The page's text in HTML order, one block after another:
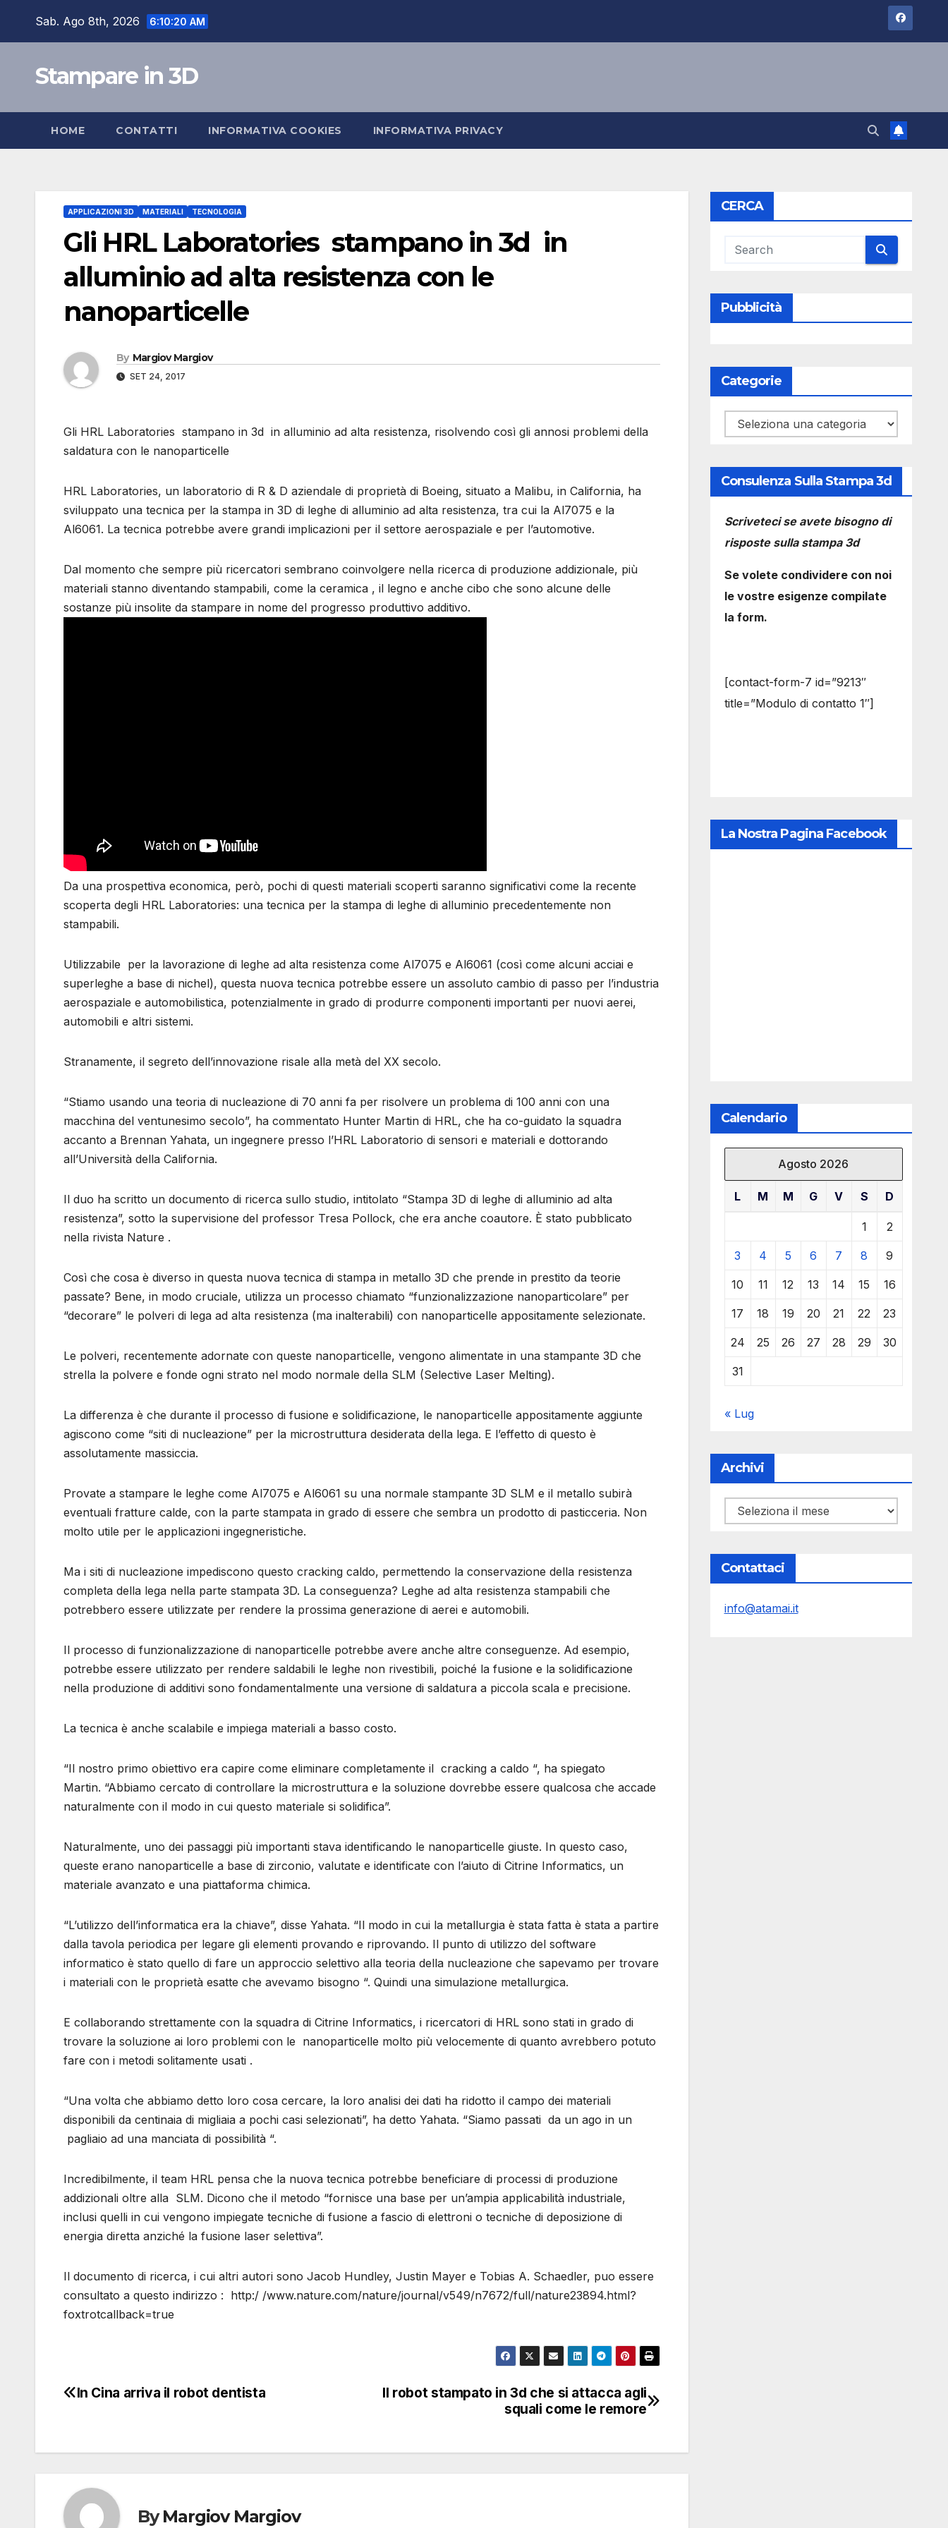
Sab. Ago 8th, 2026 6:10:21 AM
Stampare in 3D
HOME CONTATTI INFORMATIVA COOKIES INFORMATIVA PRIVACY
APPLICAZIONI 3D MATERIALI TECNOLOGIA
Gli HRL Laboratories stampano in 3d in
alluminio ad alta resistenza con le
nanoparticelle
By Margiov Margiov
SET 24, 2017
Gli HRL Laboratories stampano in 3d in alluminio ad alta resistenza, risolvendo così gli annosi problemi della
saldatura con le nanoparticelle
HRL Laboratories, un laboratorio di R & D aziendale di proprietà di Boeing, situato a Malibu, in California, ha
sviluppato una tecnica per la stampa in 3D di leghe di alluminio ad alta resistenza, tra cui la Al7075 e la
Al6061. La tecnica potrebbe avere grandi implicazioni per il settore aerospaziale e per l’automotive.
Dal momento che sempre più ricercatori sembrano coinvolgere nella ricerca di produzione addizionale, più
materiali stanno diventando stampabili, come la ceramica , il legno e anche cibo che sono alcune delle
sostanze più insolite da stampare in nome del progresso produttivo additivo.
Da una prospettiva economica, però, pochi di questi materiali scoperti saranno significativi come la recente
scoperta degli HRL Laboratories: una tecnica per la stampa di leghe di alluminio precedentemente non
stampabili.
Utilizzabile per la lavorazione di leghe ad alta resistenza come Al7075 e Al6061 (così come alcuni acciai e
superleghe a base di nichel), questa nuova tecnica potrebbe essere un assoluto cambio di passo per l’industria
aerospaziale e automobilistica, potenzialmente in grado di produrre componenti importanti per nuovi aerei,
automobili e altri sistemi.
Stranamente, il segreto dell’innovazione risale alla metà del XX secolo.
“Stiamo usando una teoria di nucleazione di 70 anni fa per risolvere un problema di 100 anni con una
macchina del ventunesimo secolo”, ha commentato Hunter Martin di HRL, che ha co-guidato la squadra
accanto a Brennan Yahata, un ingegnere presso l’HRL Laboratorio di sensori e materiali e dottorando
all’Università della California.
Il duo ha scritto un documento di ricerca sullo studio, intitolato “Stampa 3D di leghe di alluminio ad alta
resistenza”, sotto la supervisione del professor Tresa Pollock, che era anche coautore. È stato pubblicato
nella rivista Nature .
Così che cosa è diverso in questa nuova tecnica di stampa in metallo 3D che prende in prestito da teorie
passate? Bene, in modo cruciale, utilizza un processo chiamato “funzionalizzazione nanoparticolare” per
“decorare” le polveri di lega ad alta resistenza (ma inalterabili) con nanoparticelle appositamente selezionate.
Le polveri, recentemente adornate con queste nanoparticelle, vengono alimentate in una stampante 3D che
strella la polvere e fonde ogni strato nel modo normale della SLM (Selective Laser Melting).
La differenza è che durante il processo di fusione e solidificazione, le nanoparticelle appositamente aggiunte
agiscono come “siti di nucleazione” per la microstruttura desiderata della lega. E l’effetto di questo è
assolutamente massiccia.
Provate a stampare le leghe come Al7075 e Al6061 su una normale stampante 3D SLM e il metallo subirà
eventuali fratture calde, con la parte stampata in grado di essere che sembra un prodotto di pasticceria. Non
molto utile per le applicazioni ingegneristiche.
Ma i siti di nucleazione impediscono questo cracking caldo, permettendo la conservazione della resistenza
completa della lega nella parte stampata 3D. La conseguenza? Leghe ad alta resistenza stampabili che
potrebbero essere utilizzate per rendere la prossima generazione di aerei e automobili.
Il processo di funzionalizzazione di nanoparticelle potrebbe avere anche altre conseguenze. Ad esempio,
potrebbe essere utilizzato per rendere saldabili le leghe non rivestibili, poiché la fusione e la solidificazione
nella produzione di additivi sono fondamentalmente una versione di saldatura a piccola scala e precisione.
La tecnica è anche scalabile e impiega materiali a basso costo.
“Il nostro primo obiettivo era capire come eliminare completamente il cracking a caldo “, ha spiegato
Martin. “Abbiamo cercato di controllare la microstruttura e la soluzione dovrebbe essere qualcosa che accade
naturalmente con il modo in cui questo materiale si solidifica”.
Naturalmente, uno dei passaggi più importanti stava identificando le nanoparticelle giuste. In questo caso,
queste erano nanoparticelle a base di zirconio, valutate e identificate con l’aiuto di Citrine Informatics, un
materiale avanzato e una piattaforma chimica.
“L’utilizzo dell’informatica era la chiave”, disse Yahata. “Il modo in cui la metallurgia è stata fatta è stata a partire
dalla tavola periodica per legare gli elementi provando e riprovando. Il punto di utilizzo del software
informatico è stato quello di fare un approccio selettivo alla teoria della nucleazione che sapevamo per trovare
i materiali con le proprietà esatte che avevamo bisogno “. Quindi una simulazione metallurgica.
E collaborando strettamente con la squadra di Citrine Informatics, i ricercatori di HRL sono stati in grado di
trovare la soluzione ai loro problemi con le nanoparticelle molto più velocemente di quanto avrebbero potuto
fare con i metodi solitamente usati .
“Una volta che abbiamo detto loro cosa cercare, la loro analisi dei dati ha ridotto il campo dei materiali
disponibili da centinaia di migliaia a pochi casi selezionati”, ha detto Yahata. “Siamo passati da un ago in un
pagliaio ad una manciata di possibilità “.
Incredibilmente, il team HRL pensa che la nuova tecnica potrebbe beneficiare di processi di produzione
addizionali oltre alla SLM. Dicono che il metodo “fornisce una base per un’ampia applicabilità industriale,
inclusi quelli in cui vengono impiegate tecniche di fusione a fascio di elettroni o tecniche di deposizione di
energia diretta anziché la fusione laser selettiva”.
Il documento di ricerca, i cui altri autori sono Jacob Hundley, Justin Mayer e Tobias A. Schaedler, puo essere
consultato a questo indirizzo : http:/ /www.nature.com/nature/journal/v549/n7672/full/nature23894.html?
foxtrotcallback=true
Navigazione
Il robot stampato in 3d che si attacca agli
squali come le remore
In Cina arriva il robot dentista
ByMargiov Margiov
CERCA
Pubblicità
Categorie
Categorie
Consulenza Sulla Stampa 3d
Scriveteci se avete bisogno di
risposte sulla stampa 3d
Se volete condividere con noi
le vostre esigenze compilate
la form.
[contact-form-7 id=”9213″
title=”Modulo di contatto 1″]
La Nostra Pagina Facebook
Calendario
Agosto 2026
L M M G V S D
1 2
3 4 5 6 7 8 9
10 11 12 13 14 15 16
17 18 19 20 21 22 23
24 25 26 27 28 29 30
31
« Lug
Archivi
Archivi
Contattaci
info@atamai.it